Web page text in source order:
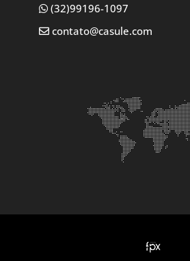
(32)99196-1097
contato@casule.com